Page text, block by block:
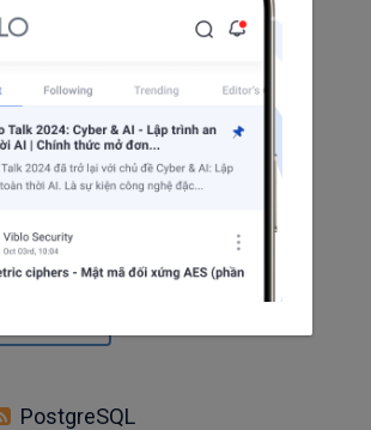
bài viết
Theo dõi
Webpack
118bài viết
câu hỏi
PostgreSQL